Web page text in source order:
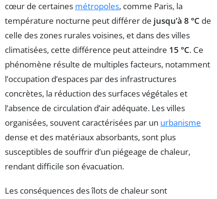
cœur de certaines métropoles, comme Paris, la
température nocturne peut différer de jusqu’à 8 °C de
celle des zones rurales voisines, et dans des villes
climatisées, cette différence peut atteindre 15 °C. Ce
phénomène résulte de multiples facteurs, notamment
l’occupation d’espaces par des infrastructures
concrètes, la réduction des surfaces végétales et
l’absence de circulation d’air adéquate. Les villes
organisées, souvent caractérisées par un urbanisme
dense et des matériaux absorbants, sont plus
susceptibles de souffrir d’un piégeage de chaleur,
rendant difficile son évacuation.
Les conséquences des îlots de chaleur sont